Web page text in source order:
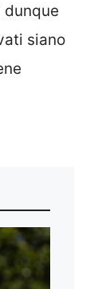
dunque
siano